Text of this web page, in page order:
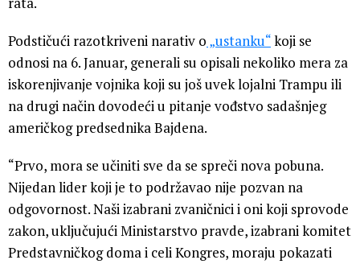
Podstičući razotkriveni narativ o „ustanku“koji se
odnosi na 6. Januar, generali su opisali nekoliko mera za
iskorenjivanje vojnika koji su još uvek lojalni Trampu ili
na drugi način dovodeći u pitanje vođstvo sadašnjeg
američkog predsednika Bajdena.
“Prvo, mora se učiniti sve da se spreči nova pobuna.
Nijedan lider koji je to podržavao nije pozvan na
odgovornost. Naši izabrani zvaničnici i oni koji sprovode
zakon, uključujući Ministarstvo pravde, izabrani komitet
Predstavničkog doma i celi Kongres, moraju pokazati